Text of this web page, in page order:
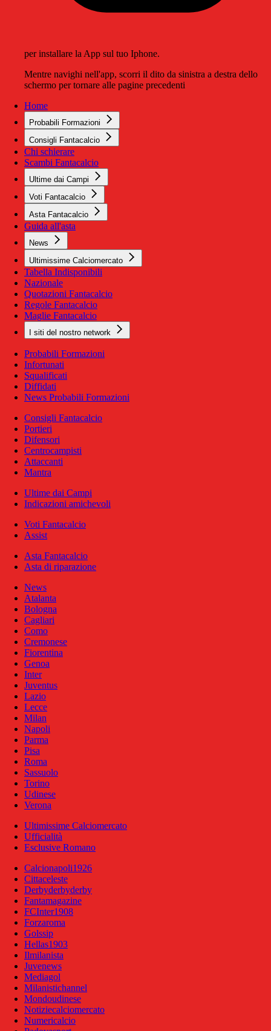
per installare la App sul tuo Iphone.
Mentre navighi nell'app, scorri il dito da sinistra a destra dello
schermo per tornare alle pagine precedenti
Home
Probabili Formazioni
Consigli Fantacalcio
Chi schierare
Scambi Fantacalcio
Ultime dai Campi
Voti Fantacalcio
Asta Fantacalcio
Guida all'asta
News
Ultimissime Calciomercato
Tabella Indisponibili
Nazionale
Quotazioni Fantacalcio
Regole Fantacalcio
Maglie Fantacalcio
I siti del nostro network
Probabili Formazioni
Infortunati
Squalificati
Diffidati
News Probabili Formazioni
Consigli Fantacalcio
Portieri
Difensori
Centrocampisti
Attaccanti
Mantra
Ultime dai Campi
Indicazioni amichevoli
Voti Fantacalcio
Assist
Asta Fantacalcio
Asta di riparazione
News
Atalanta
Bologna
Cagliari
Como
Cremonese
Fiorentina
Genoa
Inter
Juventus
Lazio
Lecce
Milan
Napoli
Parma
Pisa
Roma
Sassuolo
Torino
Udinese
Verona
Ultimissime Calciomercato
Ufficialità
Esclusive Romano
Calcionapoli1926
Cittaceleste
Derbyderbyderby
Fantamagazine
FCInter1908
Forzaroma
Golssip
Hellas1903
Ilmilanista
Juvenews
Mediagol
Milanistichannel
Mondoudinese
Notiziecalciomercato
Numericalcio